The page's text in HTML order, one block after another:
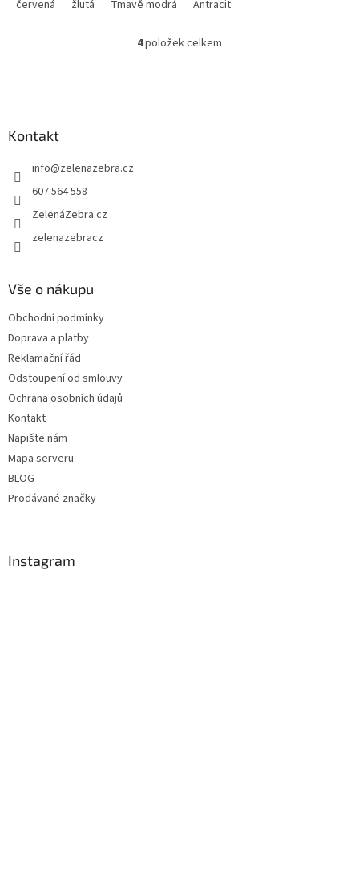
červená
žlutá Tmavě modrá Antracit
O
l
4položek celkem
Kontakt
info@zelenazebra.cz
607 564 558
ZelenáZebra.cz
zelenazebracz
Vše o nákupu
Obchodní podmínky
Doprava a platby
Reklamační řád
Odstoupení od smlouvy
Ochrana osobních údajů
Kontakt
Napište nám
Mapa serveru
BLOG
Prodávané značky
Instagram